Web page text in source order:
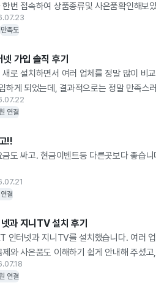
번 접속하여 상품종류및 사은품확인해보
깔끔하게 가입 진행을 안내해줘서 SK에
어 대만족! 기가지니3 이쁘고 쓸만하네.
만족도
가입 솔직 후기
새로 설치하면서 여러 업체를 정말 많이 비
하게 되었는데, 결과적으로는 정말 만족스
비싼 상품을 권하는 것이 아니라 제가 인
설명해 주셨습니다. 궁금한 점이 많아 질
속한 시간에 정확하게 방문해 주셨고, 설치
게 설명해 주셔서 초보자도 어렵지 않게 사
터넷 속도가 매우 빠르고 안정적이라 웹서
다. 집 안 어디에서나 와이파이 신호도 잘
역시 안내받은 일정에 맞춰 문제없이 지급
상담받아 보시는 것을 추천드립니다. 가격,
수 있었습니다. 저 역시 다음에 가족이나
고, 끝까지 친절하게 응대해 주신 상담사
며, 매우 만족스러운 가입 경험이었습니
연결
!!
도 싸고. 현금이벤트등 다른곳보다 좋습
결
과 지니TV 설치 후기
인터넷과 지니TV를 설치했습니다. 여러
제와 사은품도 이해하기 쉽게 안내해 주셨
, 공유기와 셋톱박스를 깔끔하게 설치해
로 사용해 보니 지니TV 화면도 빠르고 화
연결